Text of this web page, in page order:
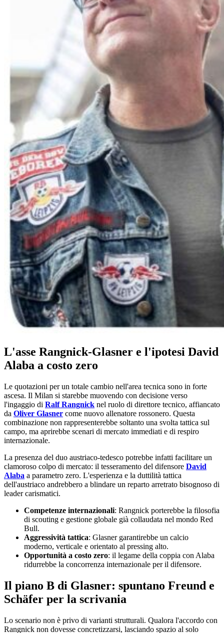
L'asse Rangnick-Glasner e l'ipotesi David
Alaba a costo zero
Le quotazioni per un totale cambio nell'area tecnica sono in forte
ascesa. Il Milan si starebbe muovendo con decisione verso
l'ingaggio di Ralf Rangnick nel ruolo di direttore tecnico, affiancato
da Oliver Glasner come nuovo allenatore rossonero. Questa
combinazione non rappresenterebbe soltanto una svolta tattica sul
campo, ma aprirebbe scenari di mercato immediati e di respiro
internazionale.
La presenza del duo austriaco-tedesco potrebbe infatti facilitare un
clamoroso colpo di mercato: il tesseramento del difensore David
Alaba a parametro zero. L'esperienza e la duttilità tattica
dell'austriaco andrebbero a blindare un reparto arretrato bisognoso di
leader carismatici.
Competenze internazionali: Rangnick porterebbe la filosofia
di scouting e gestione globale già collaudata nel mondo Red
Bull.
Aggressività tattica: Glasner garantirebbe un calcio
moderno, verticale e orientato al pressing alto.
Opportunità a costo zero: il legame della coppia con Alaba
ridurrebbe la concorrenza internazionale per il difensore.
Il piano B di Glasner: spuntano Freund e
Schäfer per la scrivania
Lo scenario non è privo di varianti strutturali. Qualora l'accordo con
Rangnick non dovesse concretizzarsi, lasciando spazio al solo